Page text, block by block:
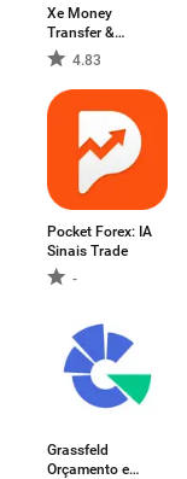
Xe Money
Transfer &
Currency
4.83
Pocket Forex: IA
Sinais Trade
-
Grassfeld
Orçamento e